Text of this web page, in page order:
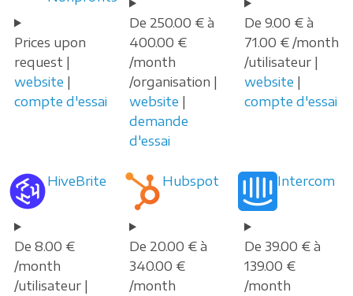
Prices upon
request |
website |
compte d'essai
De 250.00 € à
400.00 €
/month
/organisation |
website |
demande
d'essai
De 9.00 € à
71.00 € /month
/utilisateur |
website |
compte d'essai
HiveBrite
De 8.00 €
/month
/utilisateur |
Hubspot
De 20.00 € à
340.00 €
/month
Intercom
De 39.00 € à
139.00 €
/month